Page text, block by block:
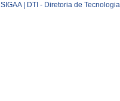
SIGAA | DTI - Diretoria de